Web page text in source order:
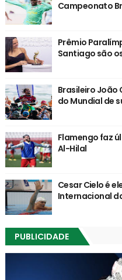
Campeonato
Prêmio
Santiago são
Brasileiro João
do Mundial de
Flamengo faz
Al-Hilal
Cesar Cielo é
Internacional
PUBLICIDADE